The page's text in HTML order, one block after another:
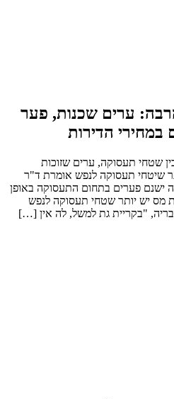
ערים שכנות, פער
הדירות
שטחי תעסוקה, ערים שזוכות
שיטחי תעסוקה לנפש אומרת ד"ר
ישנם פערים בתחום התעסוקה באופן
מס יש יותר שטחי תעסוקה לנפש
"בקריית גת למשל, לה אין […]